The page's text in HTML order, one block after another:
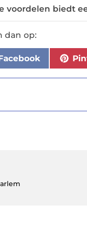
voordelen biedt
dan op: